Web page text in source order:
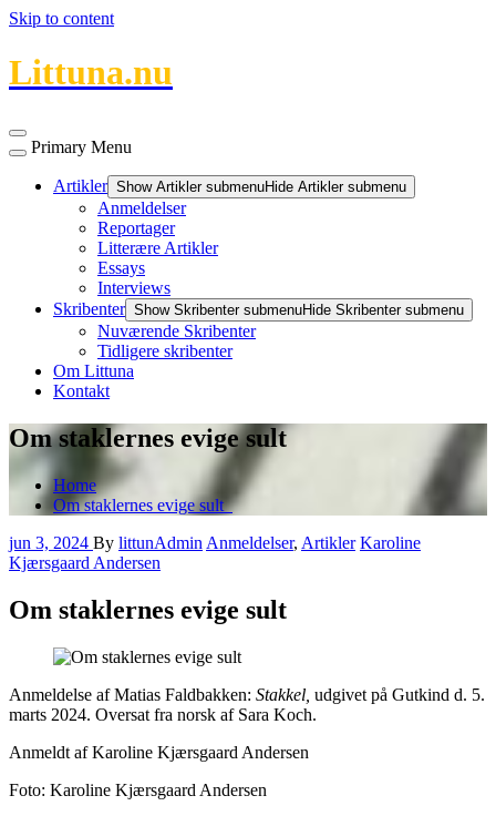
Skip to content
Littuna.nu
Primary Menu
Artikler Show Artikler submenuHide Artikler submenu
Anmeldelser
Reportager
Litterære Artikler
Essays
Interviews
Skribenter Show Skribenter submenuHide Skribenter submenu
Nuværende Skribenter
Tidligere skribenter
Om Littuna
Kontakt
Om staklernes evige sult
Home
Om staklernes evige sult
jun 3, 2024 By littunAdmin Anmeldelser, Artikler Karoline
Kjærsgaard Andersen
Om staklernes evige sult
Anmeldelse af Matias Faldbakken: Stakkel, udgivet på Gutkind d. 5.
marts 2024. Oversat fra norsk af Sara Koch.
Anmeldt af Karoline Kjærsgaard Andersen
Foto: Karoline Kjærsgaard Andersen